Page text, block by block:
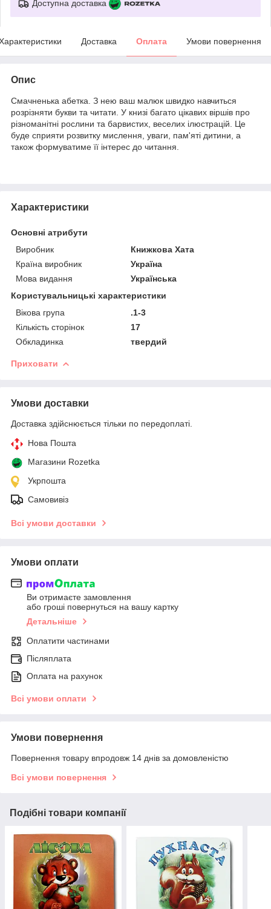
Доступна доставка
Доставка Оплата Умови повернення
Опис
Смачненька абетка. З нею ваш малюк швидко навчиться
розрізняти букви та читати. У книзі багато цікавих віршів про
різноманітні рослини та барвистих, веселих ілюстрацій. Це
буде сприяти розвитку мислення, уваги, пам'яті дитини, а
також формуватиме її інтерес до читання.
Характеристики
Основні атрибути
Виробник
Книжкова Хата
Країна виробник
Україна
Мова видання
Українська
Користувальницькі характеристики
Вікова група
.1-3
Кількість сторінок
17
Обкладинка
твердий
Приховати
Умови доставки
Доставка здійснюється тільки по передоплаті.
Нова Пошта
Магазини Rozetka
Укрпошта
Самовивіз
Всі умови доставки
Умови оплати
Ви отримаєте замовлення
або гроші повернуться на вашу картку
Детальніше
Оплатити частинами
Післяплата
Оплата на рахунок
Всі умови оплати
Умови повернення
Повернення товару впродовж 14 днів за домовленістю
Всі умови повернення
Подібні товари компанії